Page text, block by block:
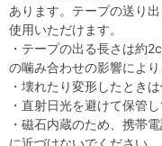
あります。テープの送り
使用いただけます。
・テープの出る長さは約
の噛み合わせの影響によ
・壊れたり変形したとき
・直射日光を避けて保管し
・磁石内蔵のため、携帯
に近づけないでください。